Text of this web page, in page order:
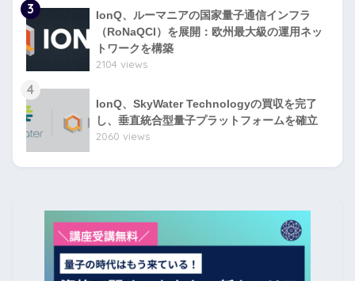
3
IonQ、ルーマニアの国家量子通信インフラ
（RoNaQCI）を展開：欧州最大級の運用ネッ
トワークを構築
2104 views
4
IonQ、SkyWater Technologyの買収を完了
し、垂直統合型量子プラットフォームを確立
2060 views